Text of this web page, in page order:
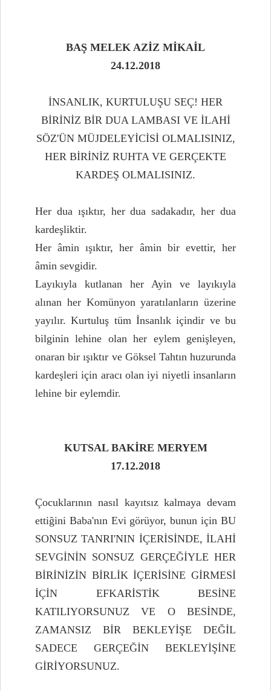
BAŞ MELEK AZİZ MİKAİL
24.12.2018
İNSANLIK, KURTULUŞU SEÇ! HER
BİRİNİZ BİR DUA LAMBASI VE İLAHİ
SÖZ'ÜN MÜJDELEYİCİSİ OLMALISINIZ,
HER BİRİNİZ RUHTA VE GERÇEKTE
KARDEŞ OLMALISINIZ.
Her dua ışıktır, her dua sadakadır, her dua
kardeşliktir.
Her âmin ışıktır, her âmin bir evettir, her
âmin sevgidir.
Layıkıyla kutlanan her Ayin ve layıkıyla
alınan her Komünyon yaratılanların üzerine
yayılır. Kurtuluş tüm İnsanlık içindir ve bu
bilginin lehine olan her eylem genişleyen,
onaran bir ışıktır ve Göksel Tahtın huzurunda
kardeşleri için aracı olan iyi niyetli insanların
lehine bir eylemdir.
KUTSAL BAKİRE MERYEM
17.12.2018
Çocuklarının nasıl kayıtsız kalmaya devam
ettiğini Baba'nın Evi görüyor, bunun için BU
SONSUZ TANRI'NIN İÇERİSİNDE, İLAHİ
SEVGİNİN SONSUZ GERÇEĞİYLE HER
BİRİNİZİN BİRLİK İÇERİSİNE GİRMESİ
İÇİN EFKARİSTİK BESİNE
KATILIYORSUNUZ VE O BESİNDE,
ZAMANSIZ BİR BEKLEYİŞE DEĞİL
SADECE GERÇEĞİN BEKLEYİŞİNE
GİRİYORSUNUZ.